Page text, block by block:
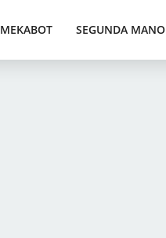
MEKABOT SEGUNDA MANO